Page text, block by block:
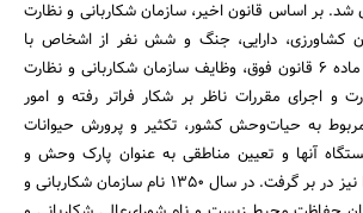
بر اساس قانون اخیر، سازمان شکاربانی و نظارت
کشاورزی، دارایی، ‌جنگ و شش نفر از اشخاص با
صلاحیت بود. بر اساس ماده 6 قانون فوق، وظایف سازمان شکاربانی و نظارت
و اجرای مقررات ناظر بر شکار فراتر رفته و امور
به حیات‌وحش کشور، تکثیر و پرورش حیوانات
آنها و تعیین مناطقی به عنوان پارک وحش و
موزه‌های جانورشناسی را نیز در بر گرفت. در سال 1350 نام سازمان شکاربانی و